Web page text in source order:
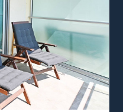
bequem zu Fuß in
auch für
genutzt, was eine
und sie daher nicht
Zweitwohnsitz,
besonders